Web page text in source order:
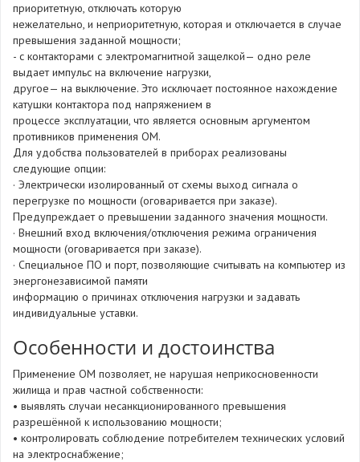
приоритетную, отключать которую
нежелательно, и неприоритетную, которая и отключается в случае
превышения заданной мощности;
- с контакторами с электромагнитной защелкой— одно реле
выдает импульс на включение нагрузки,
другое— на выключение. Это исключает постоянное нахождение
катушки контактора под напряжением в
процессе эксплуатации, что является основным аргументом
противников применения ОМ.
Для удобства пользователей в приборах реализованы
следующие опции:
· Электрически изолированный от схемы выход сигнала о
перегрузке по мощности (оговаривается при заказе).
Предупреждает о превышении заданного значения мощности.
· Внешний вход включения/отключения режима ограничения
мощности (оговаривается при заказе).
· Специальное ПО и порт, позволяющие считывать на компьютер из
энергонезависимой памяти
информацию о причинах отключения нагрузки и задавать
индивидуальные уставки.
Особенности и достоинства
Применение ОМ позволяет, не нарушая неприкосновенности
жилища и прав частной собственности:
• выявлять случаи несанкционированного превышения
разрешённой к использованию мощности;
• контролировать соблюдение потребителем технических условий
на электроснабжение;